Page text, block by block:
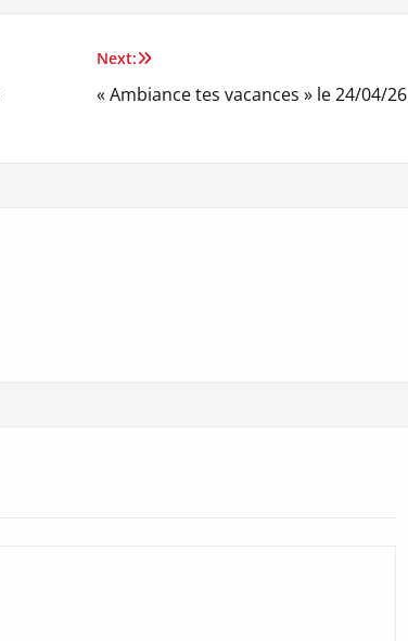
Next:
« Ambiance tes vacances » le 24/04/26